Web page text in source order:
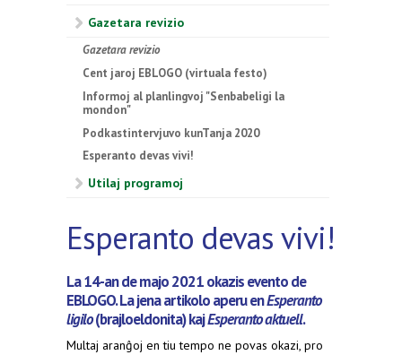
Gazetara revizio
Gazetara revizio
Cent jaroj EBLOGO (virtuala festo)
Informoj al planlingvoj "Senbabeligi la
mondon"
Podkastintervjuvo kunTanja 2020
Esperanto devas vivi!
Utilaj programoj
Esperanto devas vivi!
La 14-an de majo 2021 okazis evento de
EBLOGO. La jena artikolo aperu enEsperanto
ligilo(brajloeldonita) kajEsperanto aktuell.
Multaj aranĝoj en tiu tempo ne povas okazi, pro